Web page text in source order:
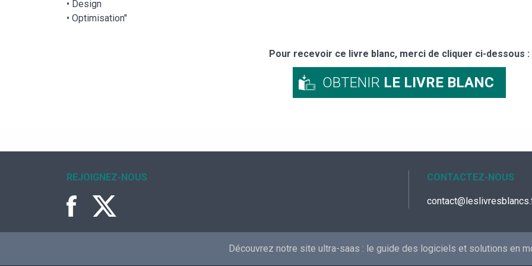
• Design
• Optimisation"
Pour recevoir ce livre blanc, merci de cliquer ci-dessous :
OBTENIR LE LIVRE BLANC
REJOIGNEZ-NOUS CONTACTEZ-NOUS
Découvrez notre site ultra-saas : le guide des logiciels et solutions en